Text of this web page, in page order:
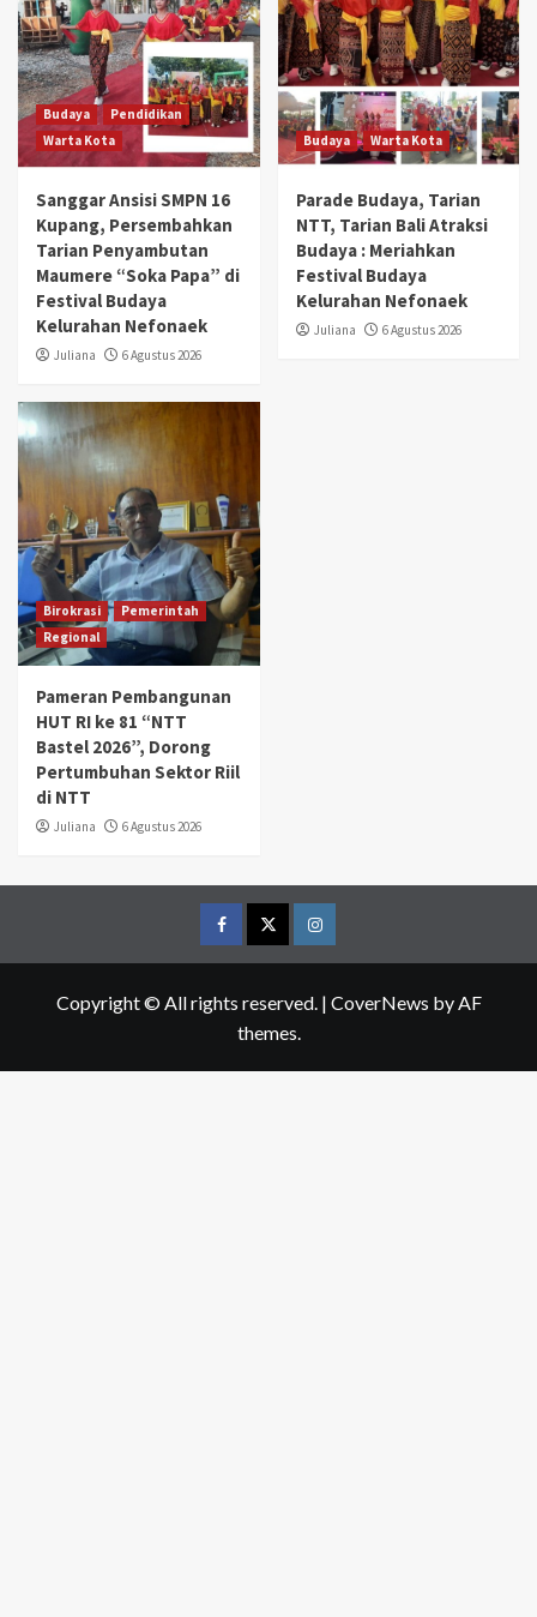
Budaya
Pendidikan
Warta Kota
Sanggar Ansisi SMPN 16
Kupang, Persembahkan
Tarian Penyambutan
Maumere “Soka Papa” di
Festival Budaya
Kelurahan Nefonaek
Juliana 6 Agustus 2026
Budaya Warta Kota
Parade Budaya, Tarian
NTT, Tarian Bali Atraksi
Budaya : Meriahkan
Festival Budaya
Kelurahan Nefonaek
Juliana 6 Agustus 2026
Birokrasi
Pemerintah
Regional
Pameran Pembangunan
HUT RI ke 81 “NTT
Bastel 2026”, Dorong
Pertumbuhan Sektor Riil
di NTT
Juliana 6 Agustus 2026
FacebookTwitterInstagram
Copyright © All rights reserved. | CoverNews by AF
themes.